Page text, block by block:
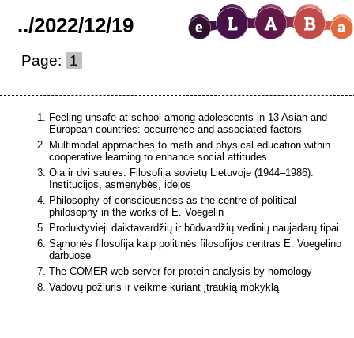
../2022/12/19
Page: 1
Feeling unsafe at school among adolescents in 13 Asian and
European countries: occurrence and associated factors
Multimodal approaches to math and physical education within
cooperative learning to enhance social attitudes
Ola ir dvi saulės. Filosofija sovietų Lietuvoje (1944–1986).
Institucijos, asmenybės, idėjos
Philosophy of consciousness as the centre of political
philosophy in the works of E. Voegelin
Produktyvieji daiktavardžių ir būdvardžių vedinių naujadarų tipai
Sąmonės filosofija kaip politinės filosofijos centras E. Voegelino
darbuose
The COMER web server for protein analysis by homology
Vadovų požiūris ir veikmė kuriant įtraukią mokyklą